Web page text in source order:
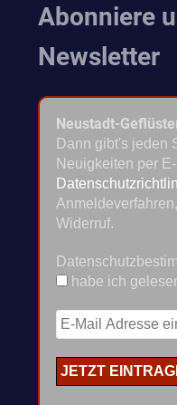
Abonniere
Newsletter
Neustadt-
Dann gibt's jeden
Neuigkeiten per
Widerruf.
habe ich